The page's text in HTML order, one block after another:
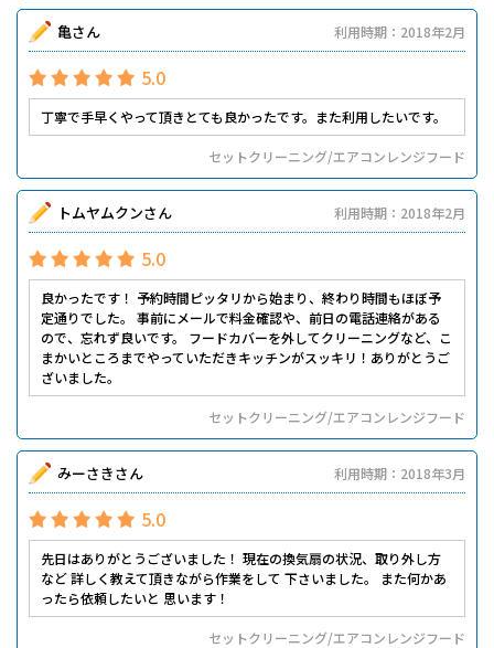
亀さん 利用時期：2018年2月
5.0
丁寧で手早くやって頂きとても良かったです。また利用したいです。
セットクリーニング/エアコンレンジフード
トムヤムクンさん 利用時期：2018年2月
5.0
良かったです！ 予約時間ピッタリから始まり、終わり時間もほぼ予
定通りでした。 事前にメールで料金確認や、前日の電話連絡がある
ので、忘れず良いです。 フードカバーを外してクリーニングなど、こ
まかいところまでやっていただきキッチンがスッキリ！ありがとうご
ざいました。
セットクリーニング/エアコンレンジフード
みーさきさん 利用時期：2018年3月
5.0
先日はありがとうございました！ 現在の換気扇の状況、取り外し方
など 詳しく教えて頂きながら作業をして 下さいました。 また何かあ
ったら依頼したいと 思います！
セットクリーニング/エアコンレンジフード